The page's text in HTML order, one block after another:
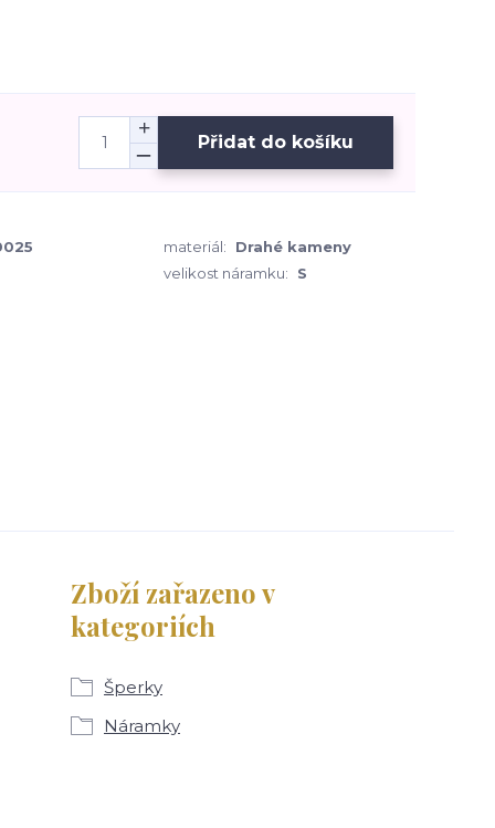
Přidat do košíku
materiál:
Drahé kameny
velikost náramku:
S
Zboží zařazeno v
kategoriích
Šperky
Náramky